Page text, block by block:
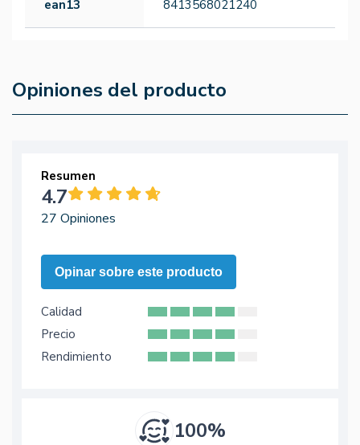
ean13 8413568021240
Opiniones del producto
Resumen
4.7
27 Opiniones
Opinar sobre este producto
Calidad
Precio
Rendimiento
100%